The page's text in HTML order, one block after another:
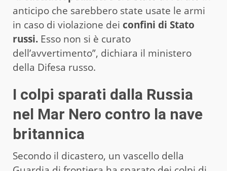
anticipo che sarebbero state usate le armi
in caso di violazione dei confini di Stato
russi. Esso non si è curato
dell’avvertimento”, dichiara il ministero
della Difesa russo.
I colpi sparati dalla Russia
nel Mar Nero contro la nave
britannica
Secondo il dicastero, un vascello della